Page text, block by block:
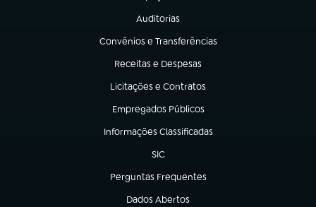
Auditorias
(abre em nova aba)
Convênios e Transferências
(abre em nova aba)
Receitas e Despesas
(abre em nova aba)
Licitações e Contratos
(abre em nova aba)
Empregados Públicos
(abre em nova aba)
Informações Classificadas
(abre em nova aba)
SIC
(abre em nova aba)
Perguntas Frequentes
(abre em nova aba)
Dados Abertos
(abre em nova aba)